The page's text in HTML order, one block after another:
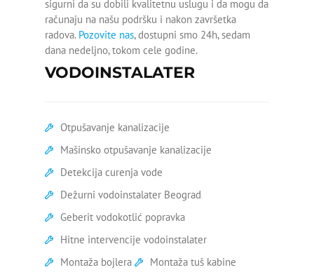
Silikoniranje kade
Skidanje silikona sa kade
Ugradnja kade
Ugradnja vodokotlića
Zamena ek ventila
Zamena ventila na radijatoru
sigurni da su dobili kvalitetnu uslugu i da mogu da
računaju na našu podršku i nakon završetka
radova. Pozovite nas, dostupni smo 24h, sedam
dana nedeljno, tokom cele godine.
VODOINSTALATER
Otpušavanje kanalizacije
Mašinsko otpušavanje kanalizacije
Detekcija curenja vode
Dežurni vodoinstalater Beograd
Geberit vodokotlić popravka
Hitne intervencije vodoinstalater
Montaža bojlera
Montaža tuš kabine